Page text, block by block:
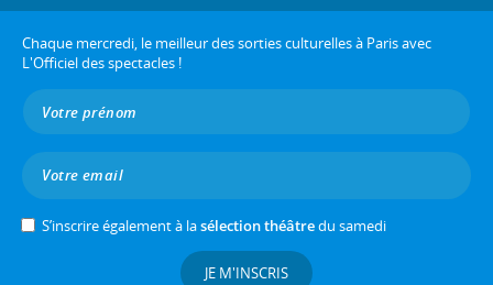
Chaque mercredi, le meilleur des sorties culturelles à Paris avec
L'Officiel des spectacles !
S’inscrire également à lasélection théâtredu samedi
JE M'INSCRIS